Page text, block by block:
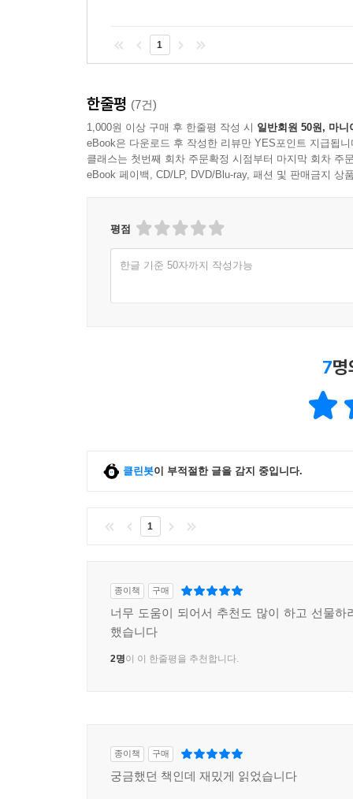
1
한줄평 (7건)
1,000원 이상 구매 후 한줄평 작성 시 일반회원 50원, 마니
eBook은 다운로드 후 작성한 리뷰만 YES포인트 지급됩니
클래스는 첫번째 회차 주문확정 시점부터 마지막 회차 주
eBook 페이백, CD/LP, DVD/Blu-ray, 패션 및 판매금지 상
평점
한글 기준 50자까지 작성가능
7
클린봇이 부적절한 글을 감지 중입니다.
1
종이책 구매
너무 도움이 되어서 추천도 많이 하고 선물하
했습니다
2명이 이 한줄평을 추천합니다.
종이책 구매
궁금했던 책인데 재밌게 읽었습니다